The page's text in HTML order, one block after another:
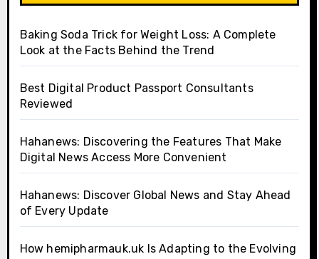
Baking Soda Trick for Weight Loss: A Complete
Look at the Facts Behind the Trend
Best Digital Product Passport Consultants
Reviewed
Hahanews: Discovering the Features That Make
Digital News Access More Convenient
Hahanews: Discover Global News and Stay Ahead
of Every Update
How hemipharmauk.uk Is Adapting to the Evolving